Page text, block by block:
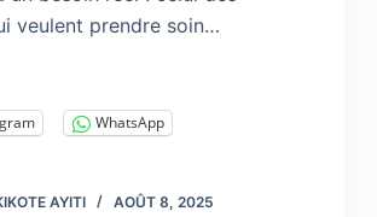
veulent prendre soin…
WhatsApp
AYITI AOÛT 8, 2025